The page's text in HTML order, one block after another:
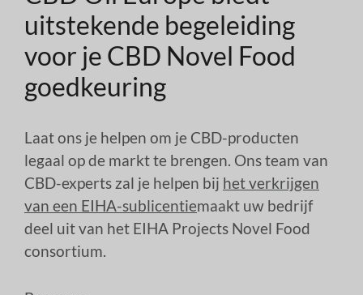
uitstekende begeleiding
voor je CBD Novel Food
goedkeuring
Laat ons je helpen om je CBD-producten
legaal op de markt te brengen. Ons team van
CBD-experts zal je helpen bij het verkrijgen
van een EIHA-sublicentiemaakt uw bedrijf
deel uit van het EIHA Projects Novel Food
consortium.